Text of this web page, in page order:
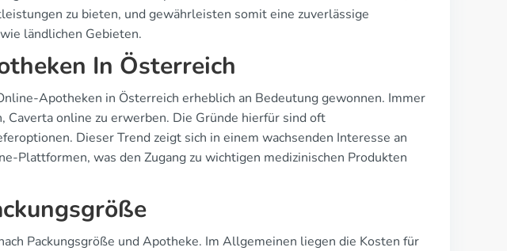
zu bieten, und gewährleisten somit eine zuverlässige
ländlichen Gebieten.
In Österreich
Apotheken in Österreich erheblich an Bedeutung gewonnen. Immer
Caverta online zu erwerben. Die Gründe hierfür sind oft
Dieser Trend zeigt sich in einem wachsenden Interesse an
Plattformen, was den Zugang zu wichtigen medizinischen Produkten
Packungsgröße und Apotheke. Im Allgemeinen liegen die Kosten für